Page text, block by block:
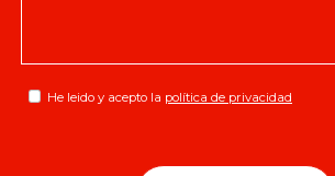
He leido y acepto la política de privacidad